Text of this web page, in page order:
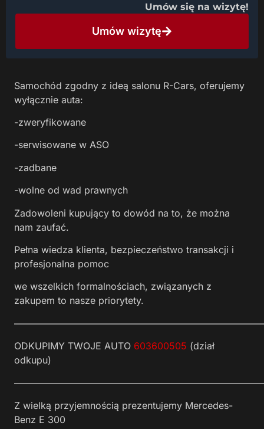
Umów się na wizytę!
Umów wizytę
Samochód zgodny z ideą salonu R-Cars, oferujemy
wyłącznie auta:
-zweryfikowane
-serwisowane w ASO
-zadbane
-wolne od wad prawnych
Zadowoleni kupujący to dowód na to, że można
nam zaufać.
Pełna wiedza klienta, bezpieczeństwo transakcji i
profesjonalna pomoc
we wszelkich formalnościach, związanych z
zakupem to nasze priorytety.
ODKUPIMY TWOJE AUTO 603600505 (dział
odkupu)
Z wielką przyjemnością prezentujemy Mercedes-
Benz E 300